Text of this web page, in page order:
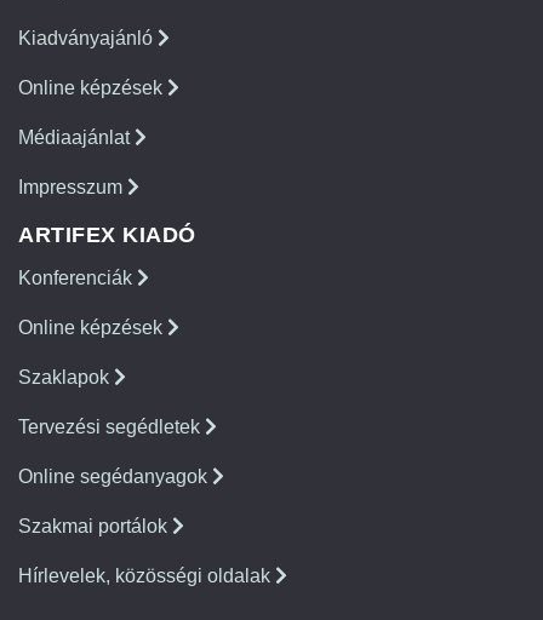
Kiadványajánló
Online képzések
Médiaajánlat
Impresszum
ARTIFEX KIADÓ
Konferenciák
Online képzések
Szaklapok
Tervezési segédletek
Online segédanyagok
Szakmai portálok
Hírlevelek, közösségi oldalak